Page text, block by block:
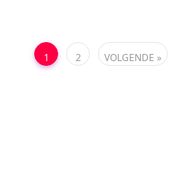
1 2 VOLGENDE